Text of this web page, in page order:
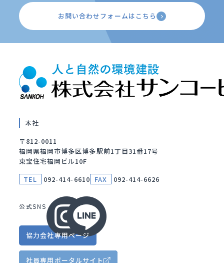
お問い合わせフォームはこちら
本社
〒812-0011
福岡県福岡市博多区博多駅前1丁目31番17号
東宝住宅福岡ビル10F
TEL
092-414-6610 FAX 092-414-6626
公式SNS
協力会社専用ページ
社員専用 ポータルサイト